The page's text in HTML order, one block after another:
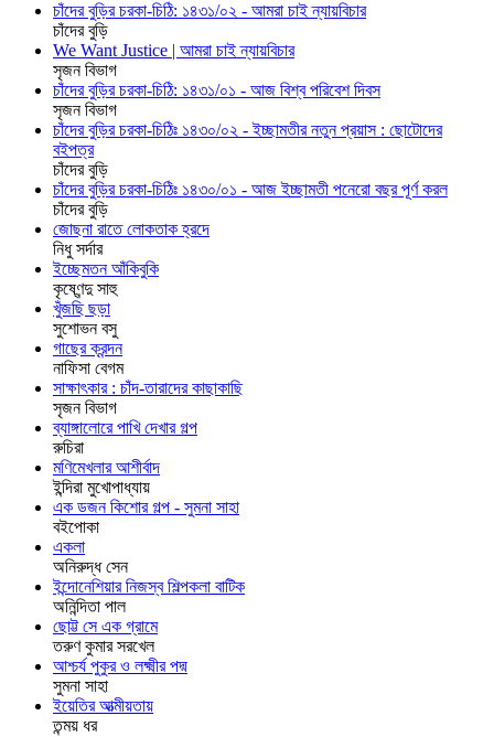
চাঁদের বুড়ির চরকা-চিঠি: ১৪৩১/০২ - আমরা চাই ন্যায়বিচার
চাঁদের বুড়ি
We Want Justice | আমরা চাই ন্যায়বিচার
সৃজন বিভাগ
চাঁদের বুড়ির চরকা-চিঠি: ১৪৩১/০১ - আজ বিশ্ব পরিবেশ দিবস
সৃজন বিভাগ
চাঁদের বুড়ির চরকা-চিঠিঃ ১৪৩০/০২ - ইচ্ছামতীর নতুন প্রয়াস : ছোটোদের
বইপত্র
চাঁদের বুড়ি
চাঁদের বুড়ির চরকা-চিঠিঃ ১৪৩০/০১ - আজ ইচ্ছামতী পনেরো বছর পূর্ণ করল
চাঁদের বুড়ি
জোছনা রাতে লোকতাক হ্রদে
নিধু সর্দার
ইচ্ছেমতন আঁকিবুকি
কৃষ্ণেন্দু সাহু
খুঁজছি ছড়া
সুশোভন বসু
গাছের ক্রন্দন
নাফিসা বেগম
সাক্ষাৎকার : চাঁদ-তারাদের কাছাকাছি
সৃজন বিভাগ
ব্যাঙ্গালোরে পাখি দেখার গল্প
রুচিরা
মণিমেখলার আশীর্বাদ
ইন্দিরা মুখোপাধ্যায়
এক ডজন কিশোর গল্প - সুমনা সাহা
বইপোকা
একলা
অনিরুদ্ধ সেন
ইন্দোনেশিয়ার নিজস্ব শিল্পকলা বাটিক
অনিন্দিতা পাল
ছোট্ট সে এক গ্রামে
তরুণ কুমার সরখেল
আশ্চর্য পুকুর ও লক্ষ্মীর পদ্ম
সুমনা সাহা
ইয়েতির আত্মীয়তায়
তন্ময় ধর